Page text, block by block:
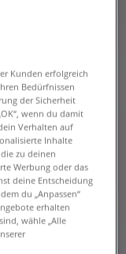
Kunden erfolgreich
Bedürfnissen
der Sicherheit
wenn du damit
Verhalten auf
Inhalte
zu deinen
Werbung oder das
deine Entscheidung
du „Anpassen“
erhalten
wähle „Alle